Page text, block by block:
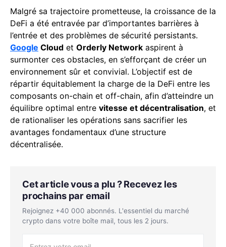
Malgré sa trajectoire prometteuse, la croissance de la
DeFi a été entravée par d’importantes barrières à
l’entrée et des problèmes de sécurité persistants.
Google Cloud et Orderly Network aspirent à
surmonter ces obstacles, en s’efforçant de créer un
environnement sûr et convivial. L’objectif est de
répartir équitablement la charge de la DeFi entre les
composants on-chain et off-chain, afin d’atteindre un
équilibre optimal entre vitesse et décentralisation, et
de rationaliser les opérations sans sacrifier les
avantages fondamentaux d’une structure
décentralisée.
Cet article vous a plu ? Recevez les
prochains par email
Rejoignez +40 000 abonnés. L'essentiel du marché
crypto dans votre boîte mail, tous les 2 jours.